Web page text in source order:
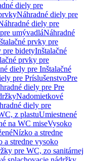
diely pre
Náhradné diely pre
diely pre
umývadláNáhradné
prvky pre
pre bidetyInštalačné
prvky pre
diely pre Inštalačné
pre PríslušenstvoPre
diely pre Pre
Nadomietkové
diely pre
z plastuUmiestnené
na WC miseVysoko
Nízko a stredne
a stredne vysoko
pre WC, zo sanitárnej